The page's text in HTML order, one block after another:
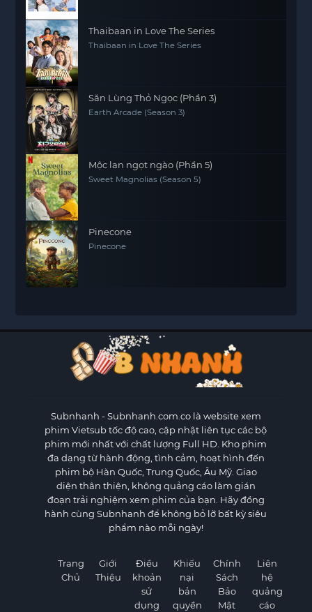
Thaibaan in Love The Series
Thaibaan in Love The Series
Săn Lùng Thỏ Ngọc (Phần 3)
Earth Arcade (Season 3)
Mộc lan ngọt ngào (Phần 5)
Sweet Magnolias (Season 5)
Pinecone
Pinecone
Subnhanh - Subnhanh.com.co là website xem
phim Vietsub tốc độ cao, cập nhật liên tục các bộ
phim mới nhất với chất lượng Full HD. Kho phim
đa dạng từ hành động, tình cảm, hoạt hình đến
phim bộ Hàn Quốc, Trung Quốc, Âu Mỹ. Giao
diện thân thiện, không quảng cáo làm gián
đoạn trải nghiệm xem phim của bạn. Hãy đồng
hành cùng Subnhanh để không bỏ lỡ bất kỳ siêu
phẩm nào mỗi ngày!
Trang
Chủ
Giới
Thiệu
Điều
khoản
sử
dụng
Khiếu
nại
bản
quyền
Chính
Sách
Bảo
Mật
Liên
hệ
quảng
cáo